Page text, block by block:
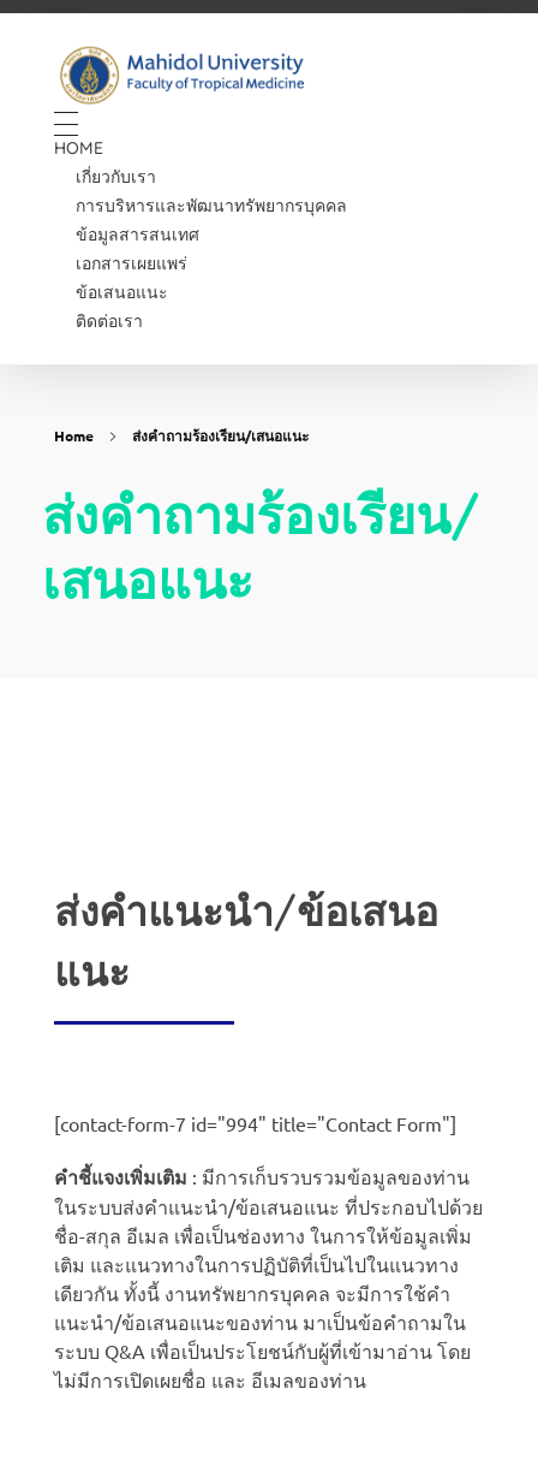
Human Resource
Just another Faculty of Tropical Medicine Sites site
HOME
เกี่ยวกับเรา
การบริหารและพัฒนาทรัพยากรบุคคล
ข้อมูลสารสนเทศ
เอกสารเผยแพร่
ข้อเสนอแนะ
ติดต่อเรา
Home ส่งคำถามร้องเรียน/เสนอแนะ
ส่งคำถามร้องเรียน/
เสนอแนะ
ส่งคำแนะนำ/ข้อเสนอ
แนะ
[contact-form-7 id="994" title="Contact Form"]
คำชี้แจงเพิ่มเติม : มีการเก็บรวบรวมข้อมูลของท่าน
ในระบบส่งคำแนะนำ/ข้อเสนอแนะ ที่ประกอบไปด้วย
ชื่อ-สกุล อีเมล เพื่อเป็นช่องทาง ในการให้ข้อมูลเพิ่ม
เติม และแนวทางในการปฏิบัติที่เป็นไปในแนวทาง
เดียวกัน ทั้งนี้ งานทรัพยากรบุคคล จะมีการใช้คำ
แนะนำ/ข้อเสนอแนะของท่าน มาเป็นข้อคำถามใน
ระบบ Q&A เพื่อเป็นประโยชน์กับผู้ที่เข้ามาอ่าน โดย
ไม่มีการเปิดเผยชื่อ และ อีเมลของท่าน